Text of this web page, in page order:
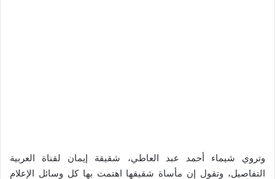
وتروي شيماء أحمد عبد العاطي، شقيقة إيمان لقناة العربية
التفاصيل، وتقول إن مأساة شقيقها اهتمت بها كل وسائل الإعلام